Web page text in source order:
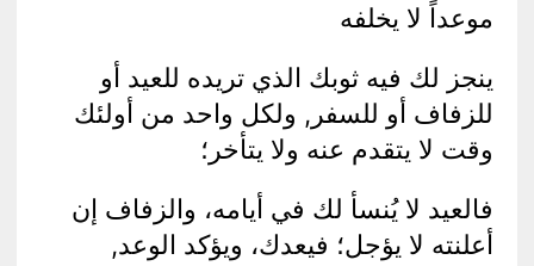
موعداً لا يخلفه
ينجز لك فيه ثوبك الذي تريده للعيد أو
للزفاف أو للسفر, ولكل واحد من أولئك
وقت لا يتقدم عنه ولا يتأخر؛
فالعيد لا يُنسأ لك في أيامه، والزفاف إن
أعلنته لا يؤجل؛ فيعدك، ويؤكد الوعد,